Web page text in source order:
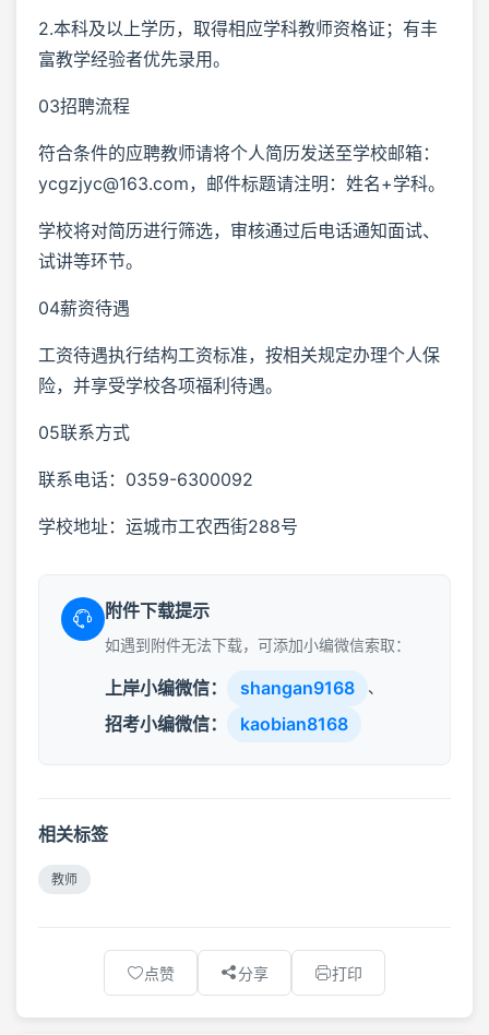
2.本科及以上学历，取得相应学科教师资格证；有丰
富教学经验者优先录用。
03招聘流程
符合条件的应聘教师请将个人简历发送至学校邮箱：
ycgzjyc@163.com，邮件标题请注明：姓名+学科。
学校将对简历进行筛选，审核通过后电话通知面试、
试讲等环节。
04薪资待遇
工资待遇执行结构工资标准，按相关规定办理个人保
险，并享受学校各项福利待遇。
05联系方式
联系电话：0359-6300092
学校地址：运城市工农西街288号
附件下载提示
如遇到附件无法下载，可添加小编微信索取：
上岸小编微信： shangan9168 、
招考小编微信： kaobian8168
相关标签
教师
点赞 分享 打印